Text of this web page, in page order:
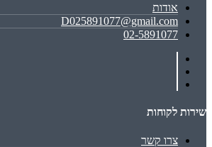
אודות
D025891077@gmail.com
02-5891077
שירות לקוחות
צרו קשר